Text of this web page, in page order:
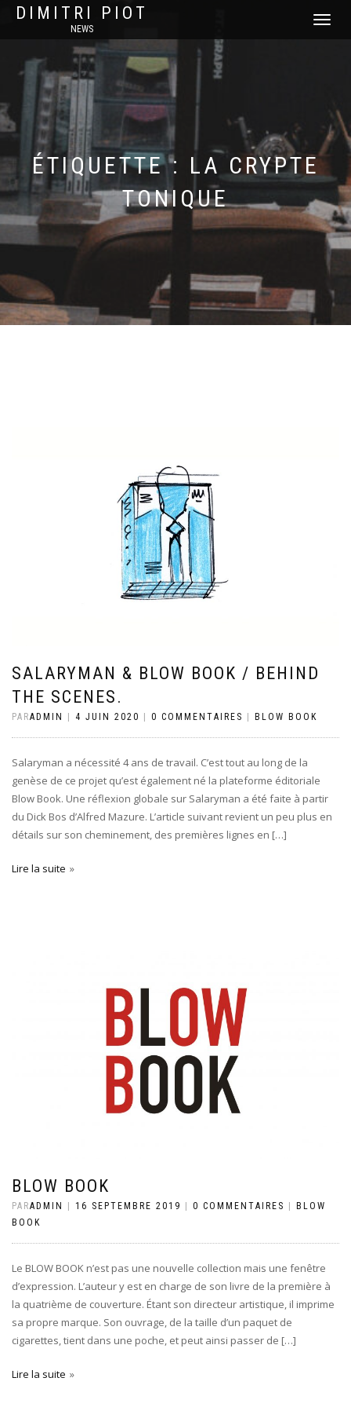
DIMITRI PIOT
NEWS
DÉPLIER
ÉTIQUETTE : LA CRYPTE
TONIQUE
SALARYMAN & BLOW BOOK / BEHIND
THE SCENES.
PARADMIN | 4 JUIN 2020 | 0 COMMENTAIRES | BLOW BOOK
Salaryman a nécessité 4 ans de travail. C’est tout au long de la
genèse de ce projet qu’est également né la plateforme éditoriale
Blow Book. Une réflexion globale sur Salaryman a été faite à partir
du Dick Bos d’Alfred Mazure. L’article suivant revient un peu plus en
détails sur son cheminement, des premières lignes en […]
Lire la suite
BLOW BOOK
PARADMIN 16 SEPTEMBRE 2019 0 COMMENTAIRES
BLOW
BOOK
​Le BLOW BOOK n’est pas une nouvelle collection mais une fenêtre
d’expression. L’auteur y est en charge de son livre de la première à
la quatrième de couverture. Étant son directeur artistique, il imprime
sa propre marque. Son ouvrage, de la taille d’un paquet de
cigarettes, tient dans une poche, et peut ainsi passer de […]
Lire la suite